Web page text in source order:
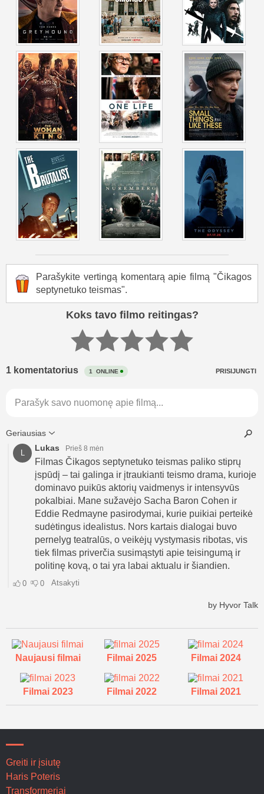
kad smurtą išprovokavo policija, tampa aišku, jog tai ne
objektyvus procesas, o politinis susidorojimas.
Artėjant pabaigai, Heidenas kovoja su kaltės jausmu, kad jo
žodžiai galėjo būti iškraipyti. Vietoje malonės prašymo, jis
teismo salėje garsiai perskaito 4 752 nuo teismo pradžios
žuvusių Amerikos karių vardus – tai sukrečiantis tylus
protestas, kuris paliečia net griežčiausius priešininkus.
Filma „Čikagos septynetuko teismas“ atskleidžia kovos už
teisingumą esmę, pilietinio nepaklusnumo svarbą ir drąsą
kalbėti tiesą. Tai galingas priminimas apie laikus, kai
protestas virto simboliu, įkvėpusiu kartas kovoti už pokyčius.
Parašykite vertingą komentarą apie filmą "Čikagos
septynetuko teismas".
Naujausi filmai Filmai 2025 Filmai 2024
Filmai 2023 Filmai 2022 Filmai 2021
Greiti ir įsiutę
Haris Poteris
Transformeriai